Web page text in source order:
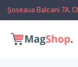
Șoseaua Balcani 7A,